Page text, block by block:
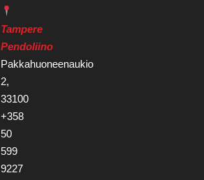
Tampere
Pendoliino
Pakkahuoneenaukio
2,
33100
+358
50
599
9227